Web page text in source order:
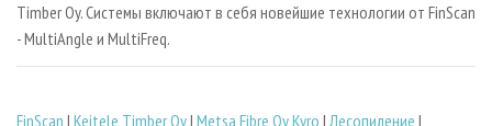
Timber Oy. Системы включают в себя новейшие технологии от FinScan
- MultiAngle и MultiFreq.
FinSсan | Keitele Timber Oy| Metsa Fibre Oy Kyro |Лесопиление |